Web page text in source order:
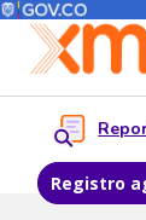
Menú del Usuario
Registro